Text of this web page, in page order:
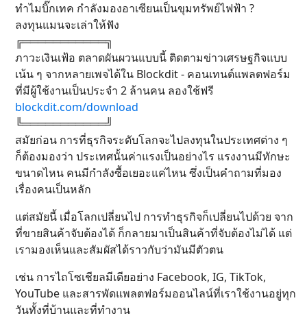
ทำไมบิ๊กเทค กำลังมองอาเซียนเป็นขุมทรัพย์ไฟฟ้า ?
ลงทุนแมนจะเล่าให้ฟัง
╔═══════════╗
ภาวะเงินเฟ้อ ตลาดผันผวนแบบนี้ ติดตามข่าวเศรษฐกิจแบบ
เน้น ๆ จากหลายเพจได้ใน Blockdit - คอนเทนต์แพลตฟอร์ม
ที่มีผู้ใช้งานเป็นประจำ 2 ล้านคน ลองใช้ฟรี
blockdit.com/download
╚═══════════╝
สมัยก่อน การที่ธุรกิจระดับโลกจะไปลงทุนในประเทศต่าง ๆ
ก็ต้องมองว่า ประเทศนั้นค่าแรงเป็นอย่างไร แรงงานมีทักษะ
ขนาดไหน คนมีกำลังซื้อเยอะแค่ไหน ซึ่งเป็นคำถามที่มอง
เรื่องคนเป็นหลัก
แต่สมัยนี้ เมื่อโลกเปลี่ยนไป การทำธุรกิจก็เปลี่ยนไปด้วย จาก
ที่ขายสินค้าจับต้องได้ ก็กลายมาเป็นสินค้าที่จับต้องไม่ได้ แต่
เรามองเห็นและสัมผัสได้ราวกับว่ามันมีตัวตน
เช่น การไถโซเชียลมีเดียอย่าง Facebook, IG, TikTok,
YouTube และสารพัดแพลตฟอร์มออนไลน์ที่เราใช้งานอยู่ทุก
วันทั้งที่บ้านและที่ทำงาน